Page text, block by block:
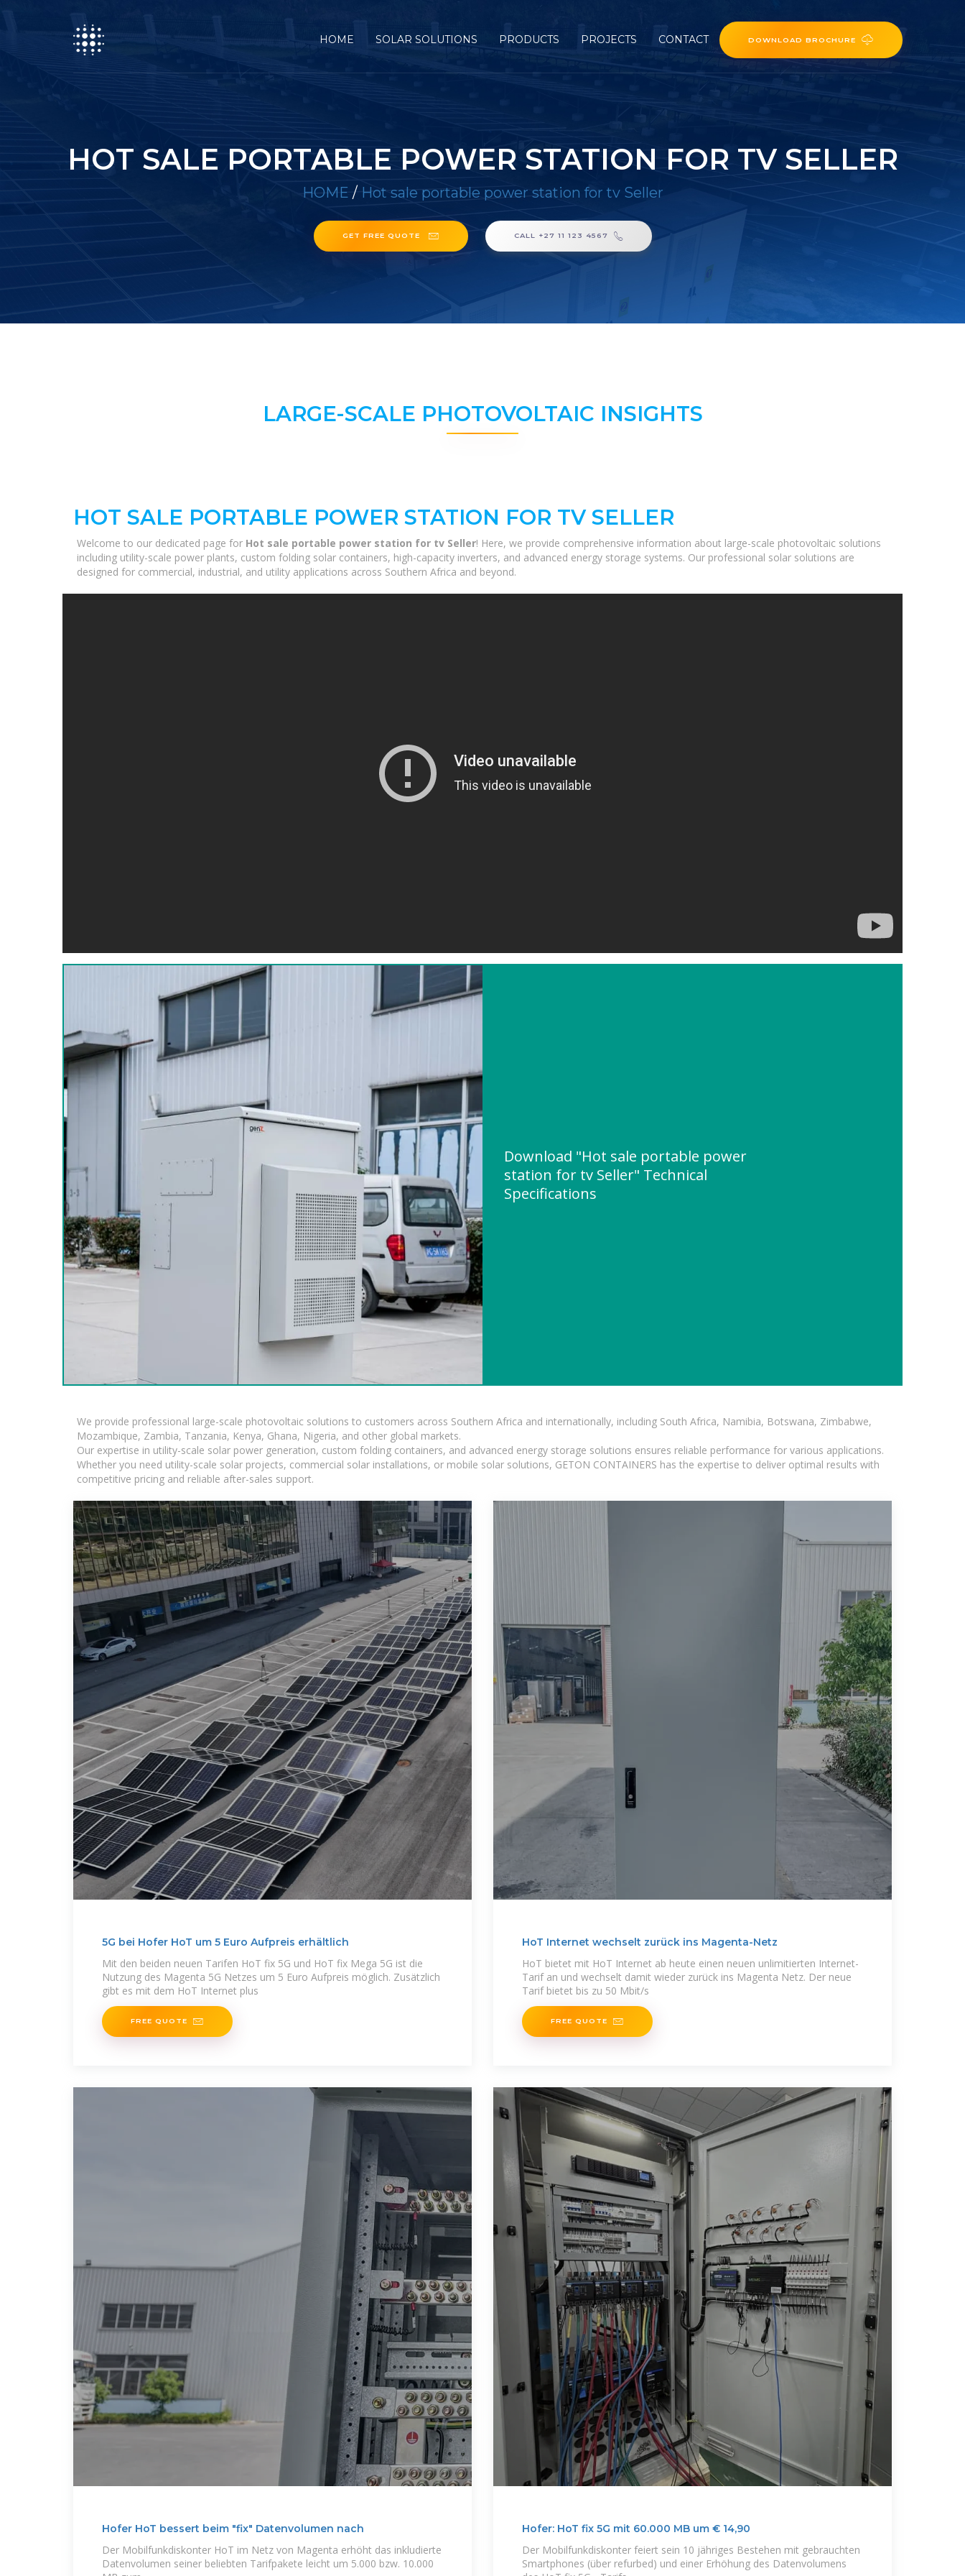
HOME SOLAR SOLUTIONS PRODUCTS PROJECTS CONTACT DOWNLOAD BROCHURE
HOT SALE PORTABLE POWER STATION FOR TV SELLER
HOME / Hot sale portable power station for tv Seller
GET FREE QUOTE CALL +27 11 123 4567
LARGE-SCALE PHOTOVOLTAIC INSIGHTS
HOT SALE PORTABLE POWER STATION FOR TV SELLER
Welcome to our dedicated page for Hot sale portable power station for tv Seller! Here, we provide comprehensive information about large-scale photovoltaic solutions
including utility-scale power plants, custom folding solar containers, high-capacity inverters, and advanced energy storage systems. Our professional solar solutions are
designed for commercial, industrial, and utility applications across Southern Africa and beyond.
Download "Hot sale portable power
station for tv Seller" Technical
Specifications
We provide professional large-scale photovoltaic solutions to customers across Southern Africa and internationally, including South Africa, Namibia, Botswana, Zimbabwe,
Mozambique, Zambia, Tanzania, Kenya, Ghana, Nigeria, and other global markets.
Our expertise in utility-scale solar power generation, custom folding containers, and advanced energy storage solutions ensures reliable performance for various applications.
Whether you need utility-scale solar projects, commercial solar installations, or mobile solar solutions, GETON CONTAINERS has the expertise to deliver optimal results with
competitive pricing and reliable after-sales support.
5G bei Hofer HoT um 5 Euro Aufpreis erhältlich
Mit den beiden neuen Tarifen HoT fix 5G und HoT fix Mega 5G ist die
Nutzung des Magenta 5G Netzes um 5 Euro Aufpreis möglich. Zusätzlich
gibt es mit dem HoT Internet plus
FREE QUOTE
HoT Internet wechselt zurück ins Magenta-Netz
HoT bietet mit HoT Internet ab heute einen neuen unlimitierten Internet-
Tarif an und wechselt damit wieder zurück ins Magenta Netz. Der neue
Tarif bietet bis zu 50 Mbit/s
FREE QUOTE
Hofer HoT bessert beim "fix" Datenvolumen nach
Der Mobilfunkdiskonter HoT im Netz von Magenta erhöht das inkludierte
Datenvolumen seiner beliebten Tarifpakete leicht um 5.000 bzw. 10.000
Hofer: HoT fix 5G mit 60.000 MB um € 14,90
Der Mobilfunkdiskonter feiert sein 10 jähriges Bestehen mit gebrauchten
Smartphones (über refurbed) und einer Erhöhung des Datenvolumens